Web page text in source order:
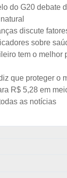
do G20 debate
discute
sobre
tem o melhor
que proteger o
R$ 5,28 em
as notícias